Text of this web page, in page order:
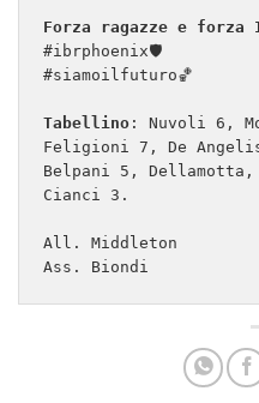
Forza ragazze e forza
#ibrphoenix🛡
#siamoilfuturo🏀
Tabellino : Nuvoli 6,
Feligioni 7, De
Belpani 5,
Cianci 3.
All. Middleton
Ass. Biondi